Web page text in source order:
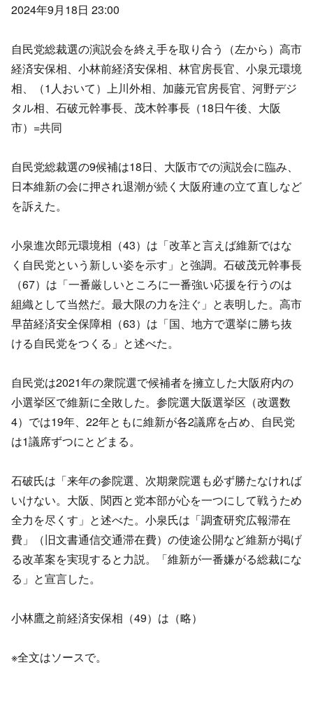
2024年9月18日 23:00
自民党総裁選の演説会を終え手を取り合う（左から）高市
経済安保相、小林前経済安保相、林官房長官、小泉元環境
相、（1人おいて）上川外相、加藤元官房長官、河野デジ
タル相、石破元幹事長、茂木幹事長（18日午後、大阪
市）=共同
自民党総裁選の9候補は18日、大阪市での演説会に臨み、
日本維新の会に押され退潮が続く大阪府連の立て直しなど
を訴えた。
小泉進次郎元環境相（43）は「改革と言えば維新ではな
く自民党という新しい姿を示す」と強調。石破茂元幹事長
（67）は「一番厳しいところに一番強い応援を行うのは
組織として当然だ。最大限の力を注ぐ」と表明した。高市
早苗経済安全保障相（63）は「国、地方で選挙に勝ち抜
ける自民党をつくる」と述べた。
自民党は2021年の衆院選で候補者を擁立した大阪府内の
小選挙区で維新に全敗した。参院選大阪選挙区（改選数
4）では19年、22年ともに維新が各2議席を占め、自民党
は1議席ずつにとどまる。
石破氏は「来年の参院選、次期衆院選も必ず勝たなければ
いけない。大阪、関西と党本部が心を一つにして戦うため
全力を尽くす」と述べた。小泉氏は「調査研究広報滞在
費」（旧文書通信交通滞在費）の使途公開など維新が掲げ
る改革案を実現すると力説。「維新が一番嫌がる総裁にな
る」と宣言した。
小林鷹之前経済安保相（49）は（略）
※全文はソースで。